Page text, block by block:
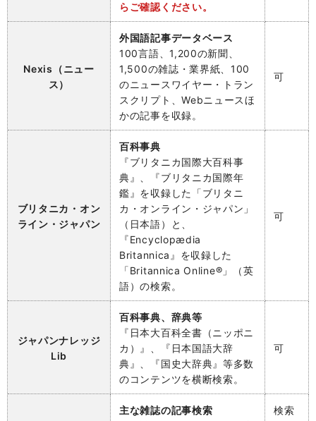
らご確認ください。
Nexis（ニュー
ス）
外国語記事データベース
100言語、1,200の新聞、
1,500の雑誌・業界紙、100
のニュースワイヤー・トラン
スクリプト、Webニュースほ
かの記事を収録。
可
ブリタニカ・オン
ライン・ジャパン
百科事典
『ブリタニカ国際大百科事
典』、『ブリタニカ国際年
鑑』を収録した「ブリタニ
カ・オンライン・ジャパン」
（日本語）と、
『Encyclopædia
Britannica』を収録した
「Britannica Online®」（英
語）の検索。
可
ジャパンナレッジ
Lib
百科事典、辞典等
『日本大百科全書（ニッポニ
カ）』、『日本国語大辞
典』、『国史大辞典』等多数
のコンテンツを横断検索。
可
主な雑誌の記事検索
検索